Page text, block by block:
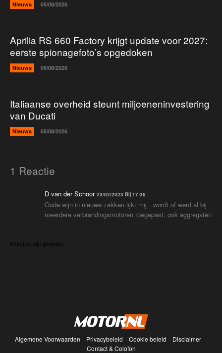
Nieuws 05/08/2026
Aprilia RS 660 Factory krijgt update voor 2027:
eerste spionagefoto’s opgedoken
Nieuws 05/08/2026
Italiaanse overheid steunt miljoeneninvestering
van Ducati
Nieuws 05/08/2026
1 Reactie
D van der Schoor 23/02/2023 Bij 17:36
Oude wijn in nieuwe zakken lijkt mij…wordt of werd al bij
meerdere verbrandingsmotoren toegepast, ook aggregaten
Reacties zijn gesloten.
Algemene Voorwaarden Privacybeleid Cookie beleid
Disclaimer
Contact & Colofon